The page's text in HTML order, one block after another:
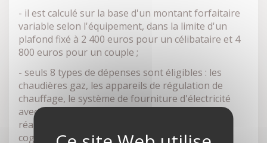
- il est calculé sur la base d'un montant forfaitaire
variable selon l'équipement, dans la limite d'un
plafond fixé à 2 400 euros pour un célibataire et 4
800 euros pour un couple ;
- seuls 8 types de dépenses sont éligibles : les
chaudières gaz, les appareils de régulation de
chauffage, le système de fourniture d'électricité
avec l'énergie hydraulique ou d'un biomasse, la
réalisation du
cogénération gaz, les compteurs individuels, les